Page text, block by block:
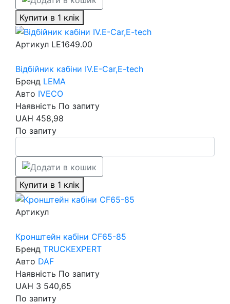
Купити в 1 клік
Артикул LE1649.00
Відбійник кабіни IV.E-Car,E-tech
Бренд LEMA
Авто IVECO
Наявність По запиту
UAH 458,98
По запиту
Купити в 1 клік
Артикул
Кронштейн кабіни CF65-85
Бренд TRUCKEXPERT
Авто DAF
Наявність По запиту
UAH 3 540,65
По запиту